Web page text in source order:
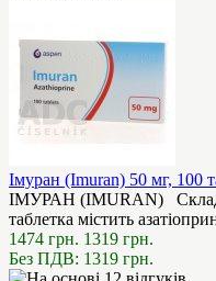
Імуран (Imuran) 50 мг, 100
ІМУРАН (IMURAN) Склад:
таблетка містить
1474 грн. 1319 грн.
Без ПДВ: 1319 грн.